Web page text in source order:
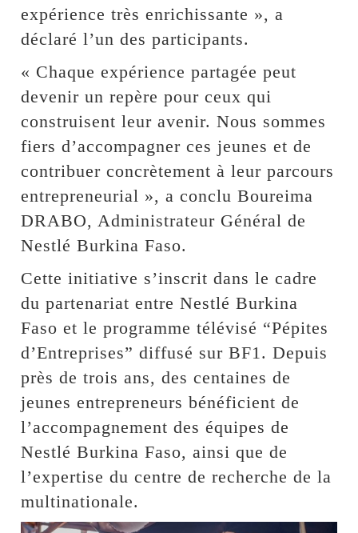
expérience très enrichissante », a
déclaré l’un des participants.
« Chaque expérience partagée peut
devenir un repère pour ceux qui
construisent leur avenir. Nous sommes
fiers d’accompagner ces jeunes et de
contribuer concrètement à leur parcours
entrepreneurial », a conclu Boureima
DRABO, Administrateur Général de
Nestlé Burkina Faso.
Cette initiative s’inscrit dans le cadre
du partenariat entre Nestlé Burkina
Faso et le programme télévisé “Pépites
d’Entreprises” diffusé sur BF1. Depuis
près de trois ans, des centaines de
jeunes entrepreneurs bénéficient de
l’accompagnement des équipes de
Nestlé Burkina Faso, ainsi que de
l’expertise du centre de recherche de la
multinationale.